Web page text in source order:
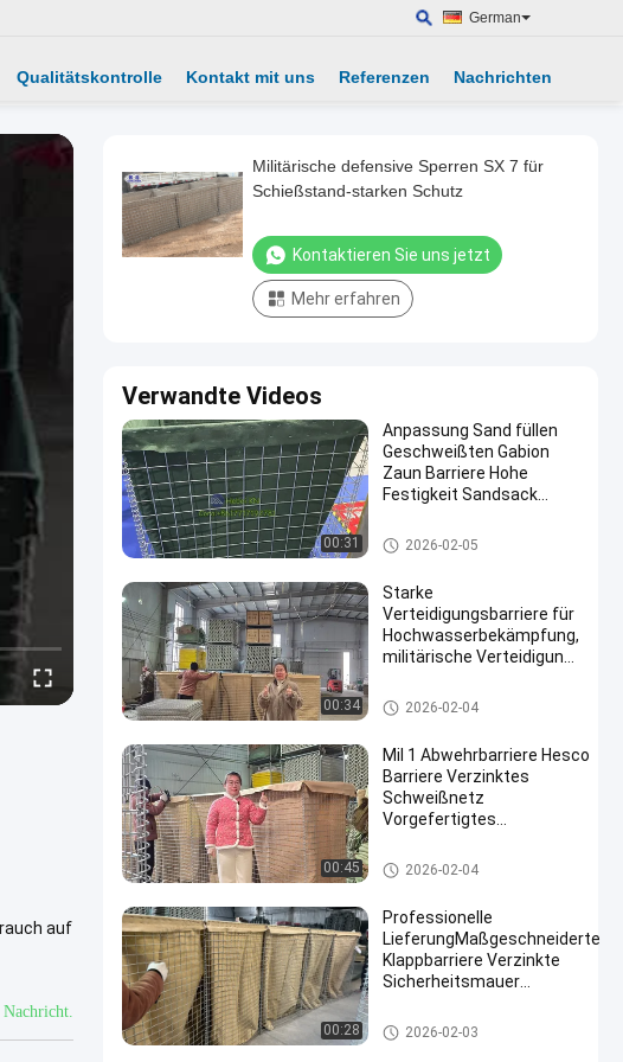
German
Qualitätskontrolle Kontakt mit uns Referenzen Nachrichten
auf
Militärische defensive Sperren SX 7 für
Schießstand-starken Schutz
Kontaktieren Sie uns jetzt
Mehr erfahren
Verwandte Videos
00:31
Anpassung Sand füllen
Geschweißten Gabion
Zaun Barriere Hohe
Festigkeit Sandsack
Barriere
Defensive Sperre
2026-02-05
00:34
Starke
Verteidigungsbarriere für
Hochwasserbekämpfung,
militärische Verteidigung
langlebigen Materialien
und
Oberflächen
Defensive Sperre
2026-02-04
00:45
Mil 1 Abwehrbarriere Hesco
Barriere Verzinktes
Schweißnetz
Vorgefertigtes
Militärbefestigungsanlagen
Einfache Montage
Defensive Sperre
2026-02-04
00:28
Professionelle
LieferungMaßgeschneiderte
Klappbarriere Verzinkte
Sicherheitsmauer
Abwehrbarriere Explosion
Aufbewahrung
Defensive Sperre
2026-02-03